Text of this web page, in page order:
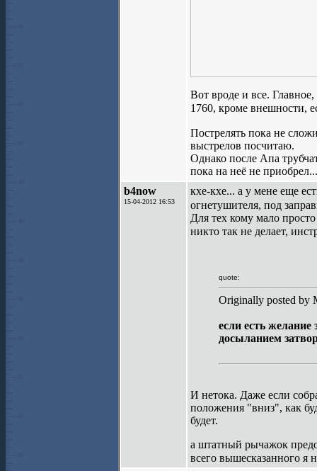
Вот вроде и все. Главное,
1760, кроме внешности,
Пострелять пока не
выстрелов посчитаю.
Однако после Апа
пока на неё не приобрел...
b4now
15-04-2012 16:53
кхе-кхе... а у мене еще
огнетушителя, под
Для тех кому мало
никто так не делает,
quote:
Originally posted by
если есть желание
досыланием
И нетока. Даже если
положения "вниз", как
будет.
а штатный рычажок
всего вышесказанного я